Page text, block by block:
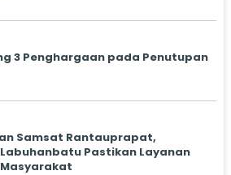
3 Penghargaan pada Penutupan
Samsat Rantauprapat,
Pastikan Layanan